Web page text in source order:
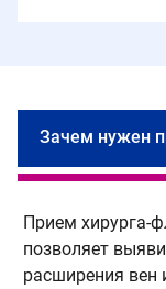
Зачем нужен
Прием хирурга-
позволяет
расширения вен